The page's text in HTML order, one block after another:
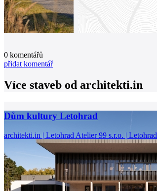
0 komentářů
přidat komentář
Více staveb od architekti.in
Dům kultury Letohrad
architekti.in | Letohrad Atelier 99 s.r.o. | Letohrad